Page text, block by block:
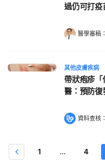
過仍可打疫
醫學審稿：
其他皮膚疾病
帶狀疱疹「
醫：預防
資料查核：
1 ... 4